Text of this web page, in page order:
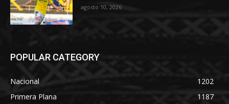
agosto 10, 2026
POPULAR CATEGORY
Nacional
1202
Primera Plana
1187